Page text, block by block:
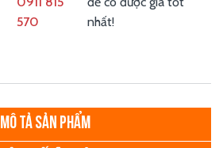
570
nhất!
MÔ TẢ SẢN PHẨM